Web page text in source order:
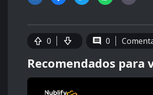
0 0
Recomendados para